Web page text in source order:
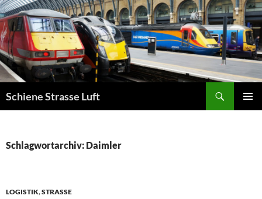
Zum
Inhalt
springen
Schiene Strasse Luft
Schlagwortarchiv: Daimler
LOGISTIK,STRASSE